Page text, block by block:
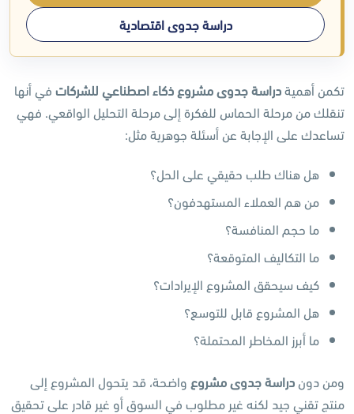
دراسة جدوى اقتصادية
تكمن أهميةدراسة جدوى مشروع ذكاء اصطناعي للشركات في أنها
تنقلك من مرحلة الحماس للفكرة إلى مرحلة التحليل الواقعي. فهي
تساعدك على الإجابة عن أسئلة جوهرية مثل:
هل هناك طلب حقيقي على الحل؟
من هم العملاء المستهدفون؟
ما حجم المنافسة؟
ما التكاليف المتوقعة؟
كيف سيحقق المشروع الإيرادات؟
هل المشروع قابل للتوسع؟
ما أبرز المخاطر المحتملة؟
ومن دون دراسة جدوى مشروع واضحة، قد يتحول المشروع إلى
منتج تقني جيد لكنه غير مطلوب في السوق أو غير قادر على تحقيق